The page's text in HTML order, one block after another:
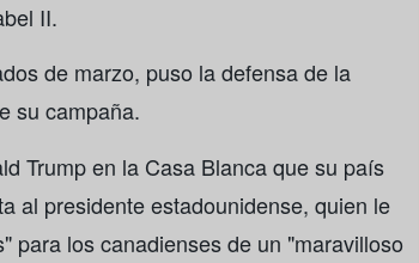
II.
de marzo, puso la defensa de la
su campaña.
Trump en la Casa Blanca que su país
al presidente estadounidense, quien le
para los canadienses de un "maravilloso